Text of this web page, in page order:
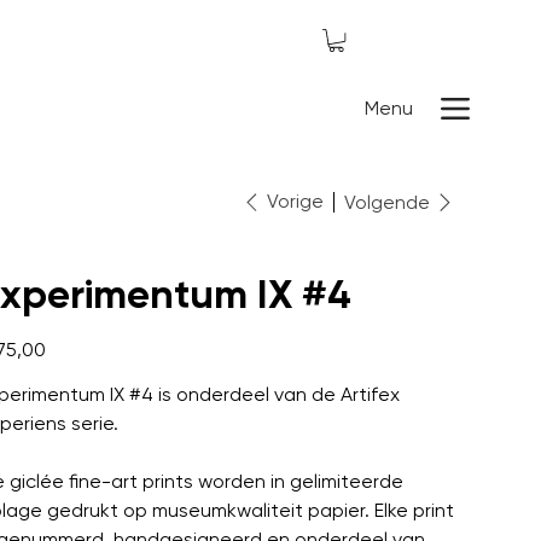
Menu
Vorige Volgende
IX #4
IX #4 is onderdeel van de Artifex
serie.
giclée fine-art prints worden in gelimiteerde
gedrukt op museumkwaliteit papier. Elke print